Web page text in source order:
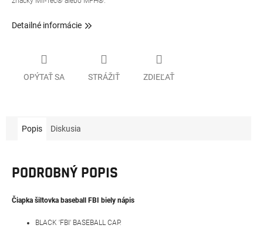
Detailné informácie
OPÝTAŤ SA STRÁŽIŤ ZDIEĽAŤ
Popis Diskusia
PODROBNÝ POPIS
Čiapka šiltovka baseball FBI biely nápis
BLACK 'FBI' BASEBALL CAP.